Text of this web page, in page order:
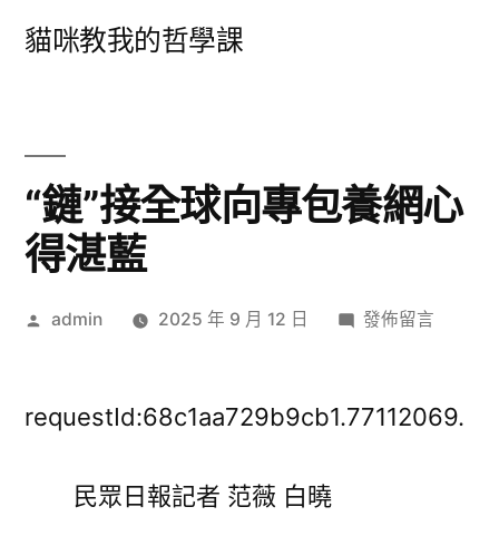
貓咪教我的哲學課
“鏈”接全球向專包養網心
得湛藍
作
admin 2025 年 9 月 12 日
在
全
發佈留言
requestId:68c1aa729b9cb1.77112069.
民眾日報記者 范薇 白曉